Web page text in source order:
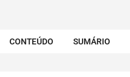
CONTEÚDO SUMÁRIO